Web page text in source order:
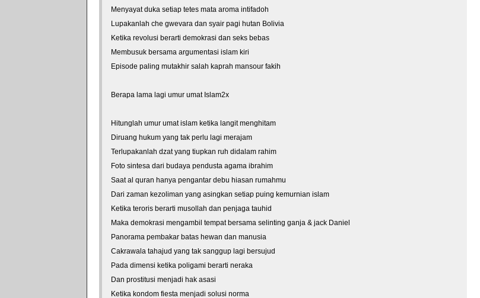
Menyayat duka setiap tetes mata aroma intifadoh
Lupakanlah che gwevara dan syair pagi hutan Bolivia
Ketika revolusi berarti demokrasi dan seks bebas
Membusuk bersama argumentasi islam kiri
Episode paling mutakhir salah kaprah mansour fakih
Berapa lama lagi umur umat Islam2x
Hitunglah umur umat islam ketika langit menghitam
Diruang hukum yang tak perlu lagi merajam
Terlupakanlah dzat yang tiupkan ruh didalam rahim
Foto sintesa dari budaya pendusta agama ibrahim
Saat al quran hanya pengantar debu hiasan rumahmu
Dari zaman kezoliman yang asingkan setiap puing kemurnian islam
Ketika teroris berarti musollah dan penjaga tauhid
Maka demokrasi mengambil tempat bersama selinting ganja & jack Daniel
Panorama pembakar batas hewan dan manusia
Cakrawala tahajud yang tak sanggup lagi bersujud
Pada dimensi ketika poligami berarti neraka
Dan prostitusi menjadi hak asasi
Ketika kondom fiesta menjadi solusi norma